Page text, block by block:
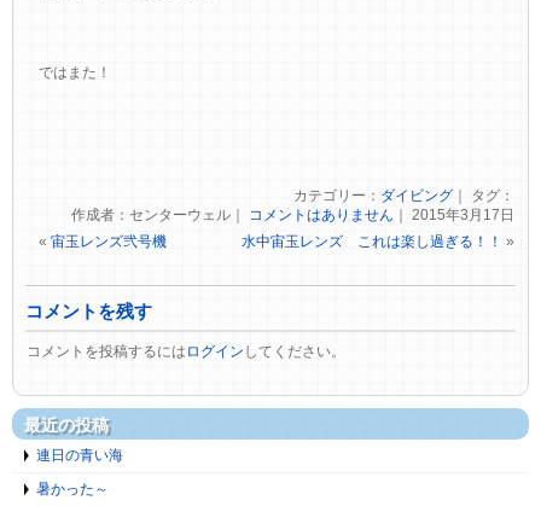
ではまた！
カテゴリー： ダイビング｜ タグ：
作成者：センターウェル｜
コメントはありません ｜ 2015年3月17日
«宙玉レンズ弐号機 水中宙玉レンズ これは楽し過ぎる！！ »
コメントを残す
コメントを投稿するには ログイン してください。
最近の投稿
連日の青い海
暑かった～